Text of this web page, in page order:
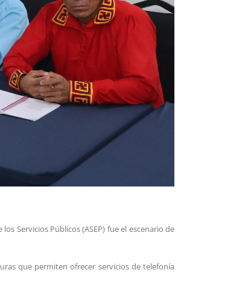
Servicios Públicos (ASEP) fue el escenario de
que permiten ofrecer servicios de telefonía